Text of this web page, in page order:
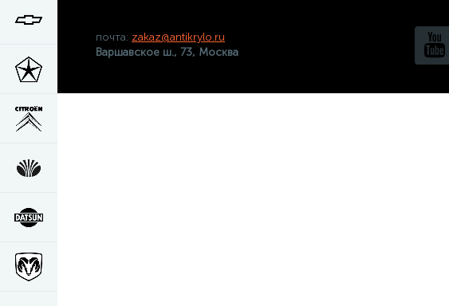
почта: zakaz@antikrylo.ru
Варшавское ш., 73, Москва